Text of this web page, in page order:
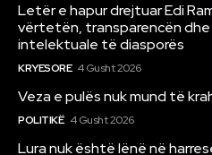
Letër e hapur drejtuar Edi
vërtetën, transparencën
intelektuale të diasporës
KRYESORE 4 Gusht 2026
Veza e pulës nuk mund të
POLITIKË 4 Gusht 2026
Lura nuk është lënë në